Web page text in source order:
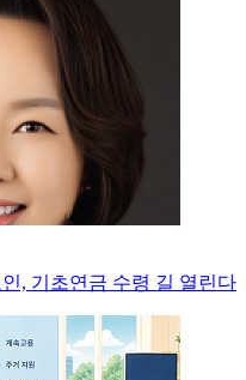
, 기초연금 수령 길 열린다